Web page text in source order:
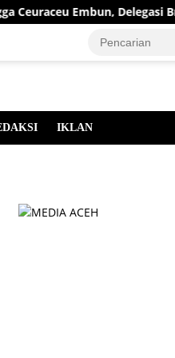
Embun, Delegasi
IKLAN